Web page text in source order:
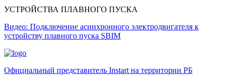
УСТРОЙСТВА ПЛАВНОГО ПУСКА
Видео: Подключение асинхронного электродвигателя к
устройству плавного пуска SBIM
Официальный представитель Instart на территории РБ